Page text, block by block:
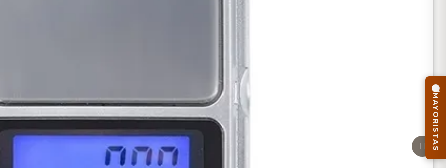
MAYORISTAS